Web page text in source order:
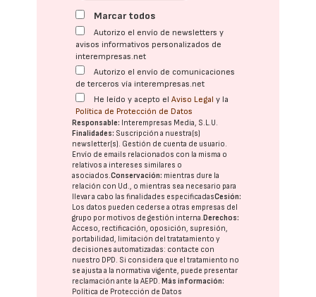
Marcar todos
Autorizo el envío de newsletters y
avisos informativos personalizados de
interempresas.net
Autorizo el envío de comunicaciones
de terceros vía interempresas.net
He leído y acepto elAviso Legal y la
Política de Protección de Datos
Responsable: Interempresas Media, S.L.U.
Finalidades: Suscripción a nuestra(s)
newsletter(s). Gestión de cuenta de usuario.
Envío de emails relacionados con la misma o
relativos a intereses similares o
asociados.Conservación: mientras dure la
relación con Ud., o mientras sea necesario para
llevar a cabo las finalidades especificadasCesión:
Los datos pueden cederse a otras empresas del
grupo por motivos de gestión interna.Derechos:
Acceso, rectificación, oposición, supresión,
portabilidad, limitación del tratatamiento y
decisiones automatizadas: contacte con
nuestro DPD . Si considera que el tratamiento no
se ajusta a la normativa vigente, puede presentar
reclamación ante laAEPD .Más información:
Política de Protección de Datos